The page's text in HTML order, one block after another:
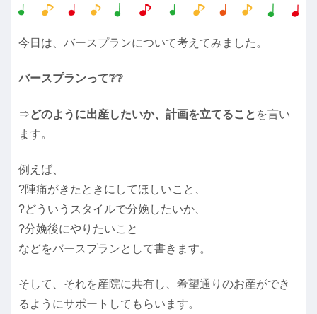
今日は、バースプランについて考えてみました。
バースプランって❔❔
⇒どのように出産したいか、計画を立てること を言い
ます。
例えば、
?陣痛がきたときにしてほしいこと、
?どういうスタイルで分娩したいか、
?分娩後にやりたいこと
などをバースプランとして書きます。
そして、それを産院に共有し、希望通りのお産ができ
るようにサポートしてもらいます。